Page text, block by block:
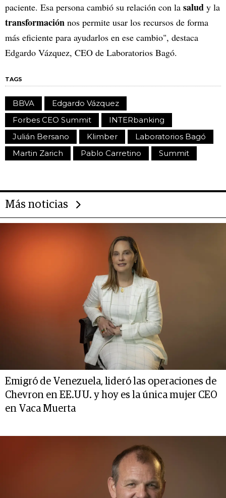
paciente. Esa persona cambió su relación con la salud y la
transformación nos permite usar los recursos de forma
más eficiente para ayudarlos en ese cambio", destaca
Edgardo Vázquez, CEO de Laboratorios Bagó.
TAGS
BBVA
Edgardo Vázquez
Forbes CEO Summit
INTERbanking
Julián Bersano
Klimber
Laboratorios Bagó
Martin Zarich
Pablo Carretino Summit
Más noticias
Emigró de Venezuela, lideró las operaciones de
Chevron en EE.UU. y hoy es la única mujer CEO
en Vaca Muerta